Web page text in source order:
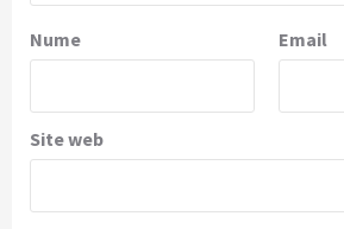
Nume Email
Site web